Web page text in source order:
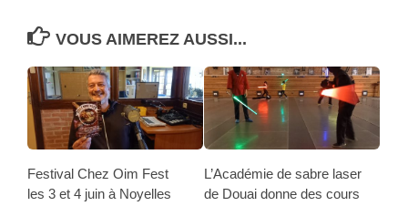
VOUS AIMEREZ AUSSI...
Festival Chez Oim Fest
les 3 et 4 juin à Noyelles
L’Académie de sabre laser
de Douai donne des cours